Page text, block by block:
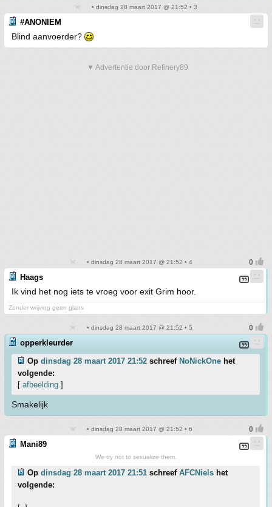
• dinsdag 28 maart 2017 @ 21:52 • 3
#ANONIEM
Blind aanvoerder?
▼ Advertentie door Refinery89
• dinsdag 28 maart 2017 @ 21:52 • 4
Haags
Ik vind het nog iets te vroeg voor exit Grim hoor.
Zonder wrijving geen glans
• dinsdag 28 maart 2017 @ 21:52 • 5
opperkleurder
Op dinsdag 28 maart 2017 21:52 schreef NoNickOne het
volgende:
[ afbeelding ]
Smakelijk
• dinsdag 28 maart 2017 @ 21:52 • 6
Mani89
We try not to sexualize them.
Op dinsdag 28 maart 2017 21:51 schreef AFCNiels het
volgende: